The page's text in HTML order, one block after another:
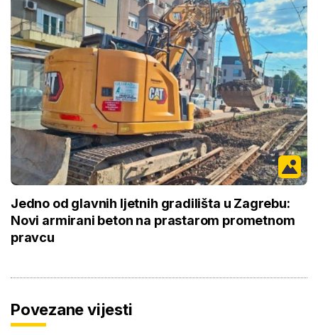
Jedno od glavnih ljetnih gradilišta u Zagrebu:
Novi armirani beton na prastarom prometnom
pravcu
Povezane vijesti